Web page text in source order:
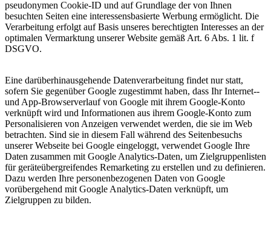
pseudonymen Cookie-ID und auf Grundlage der von Ihnen
besuchten Seiten eine interessensbasierte Werbung ermöglicht. Die
Verarbeitung erfolgt auf Basis unseres berechtigten Interesses an der
optimalen Vermarktung unserer Website gemäß Art. 6 Abs. 1 lit. f
DSGVO.
Eine darüberhinausgehende Datenverarbeitung findet nur statt,
sofern Sie gegenüber Google zugestimmt haben, dass Ihr Internet--
und App-Browserverlauf von Google mit ihrem Google-Konto
verknüpft wird und Informationen aus ihrem Google-Konto zum
Personalisieren von Anzeigen verwendet werden, die sie im Web
betrachten. Sind sie in diesem Fall während des Seitenbesuchs
unserer Webseite bei Google eingeloggt, verwendet Google Ihre
Daten zusammen mit Google Analytics-Daten, um Zielgruppenlisten
für geräteübergreifendes Remarketing zu erstellen und zu definieren.
Dazu werden Ihre personenbezogenen Daten von Google
vorübergehend mit Google Analytics-Daten verknüpft, um
Zielgruppen zu bilden.